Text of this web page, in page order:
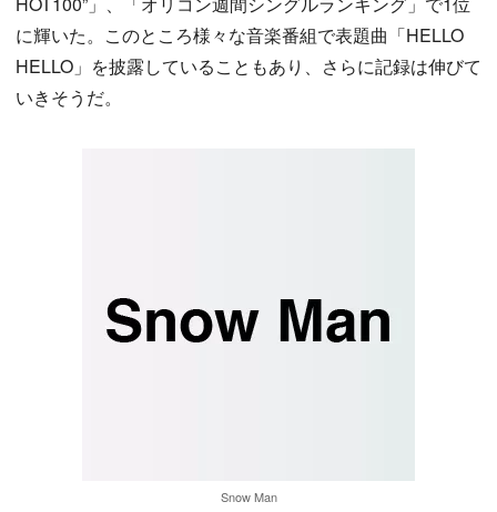
に輝いた。このところ様々な音楽番組で表題曲「HELLO
HELLO」を披露していることもあり、さらに記録は伸びて
いきそうだ。
Snow Man